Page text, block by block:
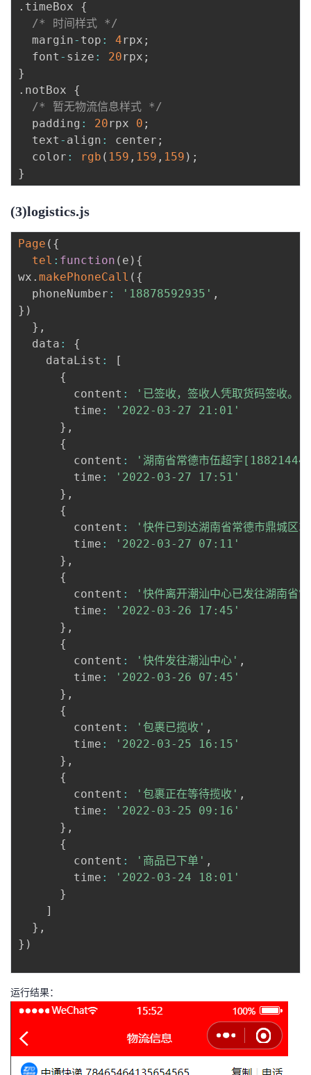
. timeBox {
/* 时间样式 */
  margin
- top : 4rpx ;
  font
- size : 20rpx ;
}
. notBox {
/* 暂无物流信息样式 */
  padding
: 20rpx 0 ;
  text
- align : center ;
  color
: rgb ( 159 , 159 , 159 ) ;
}
(3)logistics.js
Page ( {
tel : function ( e ) {
wx . makePhoneCall ( {
  phoneNumber
: '18878592935' ,
} )
} ,
  data
:
{
    dataList
:
[
{
        content
: '已签收，签收人凭取货码签收。'
        time
:
'2022-03-27 21:01'
} ,
{
        content
:
'湖南省常德市伍超宇
        time
:
'2022-03-27 17:51'
} ,
{
        content
:
'快件已到达湖南省常德市鼎城区
        time
:
'2022-03-27 07:11'
} ,
{
        content
:
'快件离开潮汕中心已发往湖南省
        time
:
'2022-03-26 17:45'
} ,
{
        content
: '快件发往潮汕中心' ,
        time
:
'2022-03-26 07:45'
} ,
{
        content
: '包裹已揽收' ,
        time
:
'2022-03-25 16:15'
} ,
{
        content
: '包裹正在等待揽收' ,
        time
:
'2022-03-25 09:16'
} ,
{
        content
: '商品已下单' ,
        time
:
'2022-03-24 18:01'
}
]
} ,
} )
运行结果：